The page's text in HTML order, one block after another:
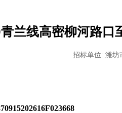
兰线高密柳河路口
招标单位: 潍坊